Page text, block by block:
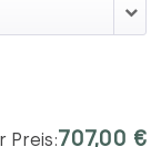
Preis:707,00 €